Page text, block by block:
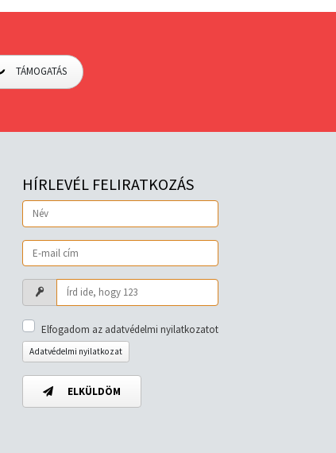
TÁMOGATÁS
HÍRLEVÉL FELIRATKOZÁS
Elfogadom az adatvédelmi nyilatkozatot
Adatvédelmi nyilatkozat
ELKÜLDÖM